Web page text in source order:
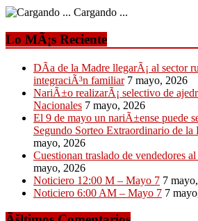
Cargando ...
Lo MÃ¡s Reciente
DÃ­a de la Madre llegarÃ¡ al sector
integraciÃ³n familiar 7 mayo, 2026
NariÃ±o realizarÃ¡ selectivo de
Nacionales 7 mayo, 2026
El 9 de mayo un nariÃ±ense puede
Segundo Sorteo Extraordinario de
mayo, 2026
Cuestionan traslado de vendedores
mayo, 2026
Noticiero 12:00 M – Mayo 7 7
Noticiero 6:00 AM – Mayo 7 7